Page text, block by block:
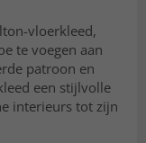
vloerkleed,
te voegen aan
patroon en
een stijlvolle
interieurs tot zijn